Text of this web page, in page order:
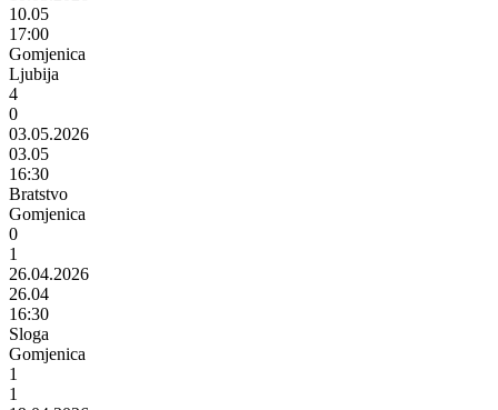
10.05
17:00
Gomjenica
Ljubija
4
0
03.05.2026
03.05
16:30
Bratstvo
Gomjenica
0
1
26.04.2026
26.04
16:30
Sloga
Gomjenica
1
1